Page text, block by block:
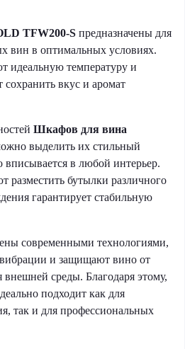
TFW200-S предназначены для
вин в оптимальных условиях.
идеальную температуру и
сохранить вкус и аромат
Шкафов для вина
выделить их стильный
в любой интерьер.
разместить бутылки различного
гарантирует стабильную
современными технологиями,
и защищают вино от
внешней среды. Благодаря этому,
подходит как для
так и для профессиональных